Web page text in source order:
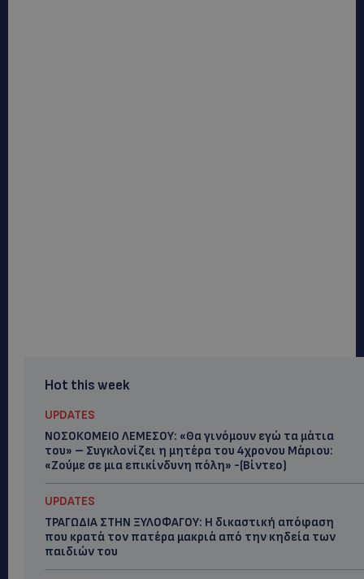
Hot this week
UPDATES
ΝΟΣΟΚΟΜΕΙΟ ΛΕΜΕΣΟΥ: «Θα γινόμουν εγώ τα μάτια
του» – Συγκλονίζει η μητέρα του 4χρονου Μάριου:
«Ζούμε σε μια επικίνδυνη πόλη» -(Βίντεο)
UPDATES
ΤΡΑΓΩΔΙΑ ΣΤΗΝ ΞΥΛΟΦΑΓΟΥ: Η δικαστική απόφαση
που κρατά τον πατέρα μακριά από την κηδεία των
παιδιών του